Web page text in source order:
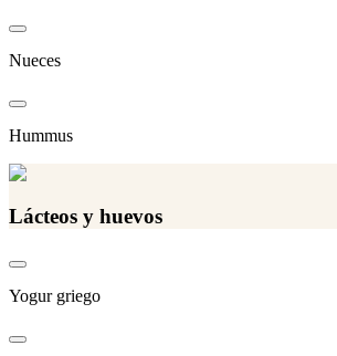
Nueces
Hummus
Lácteos y huevos
Yogur griego